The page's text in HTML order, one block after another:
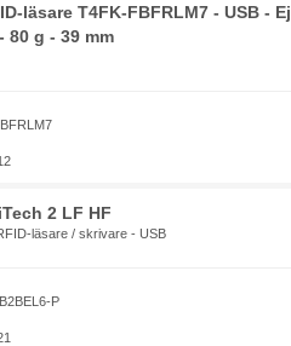
läsare T4FK-FBFRLM7 - USB - Ej
g - 39 mm
2 LF HF
läsare / skrivare - USB
P